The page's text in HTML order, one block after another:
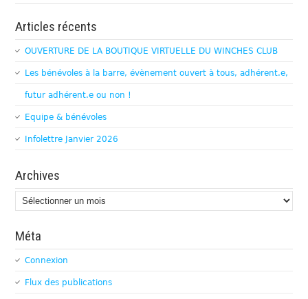
Articles récents
OUVERTURE DE LA BOUTIQUE VIRTUELLE DU WINCHES CLUB
Les bénévoles à la barre, évènement ouvert à tous, adhérent.e,
futur adhérent.e ou non !
Equipe & bénévoles
Infolettre Janvier 2026
Archives
Archives
Méta
Connexion
Flux des publications